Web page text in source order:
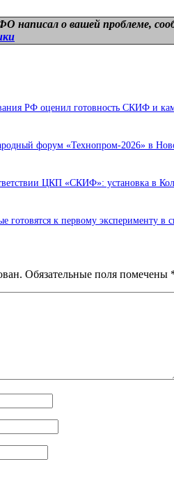
написал о вашей проблеме,
РФ оценил готовность СКИФ и
форум «Технопром-2026» в
ЦКП «СКИФ»: установка в
готовятся к первому эксперименту в
Обязательные поля помечены